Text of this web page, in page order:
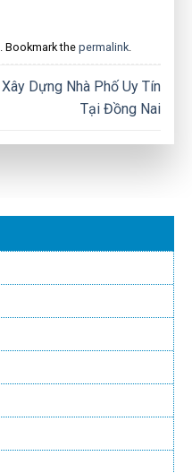
. Bookmark the permalink.
Xây Dựng Nhà Phố Uy Tín
Tại Đồng Nai